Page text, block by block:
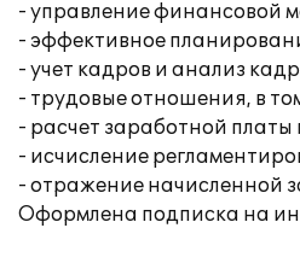
- управление финансовой
- эффективное
- учет кадров и анализ
- трудовые отношения, в
- расчет заработной платы
- исчисление
- отражение начисленной
Оформлена подписка на